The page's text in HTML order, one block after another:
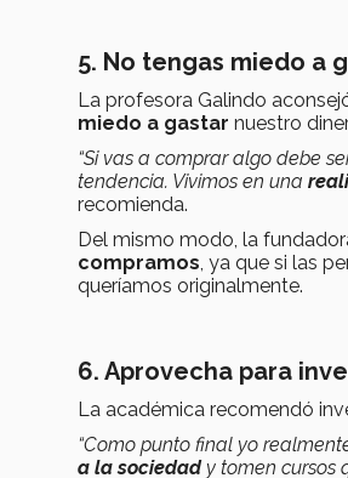
5. No tengas miedo a
La profesora Galindo
miedo a gastar nuestro
“Si vas a comprar algo debe
tendencia. Vivimos en una
recomienda.
Del mismo modo, la
compramos, ya que si las
queríamos originalmente.
6. Aprovecha para
La académica recomendó
“Como punto final yo
a la sociedad y tomen cursos